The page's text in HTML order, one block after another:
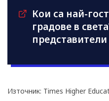
Кои са най-
градове в
Източник: Times Higher